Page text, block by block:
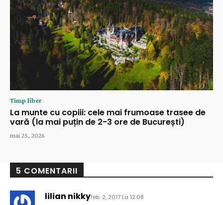
Timp liber
La munte cu copiii: cele mai frumoase trasee de
vară (la mai puțin de 2-3 ore de București)
mai 25, 2026
5 COMENTARII
lilian nikkyfeb. 2, 2017 La 12:08